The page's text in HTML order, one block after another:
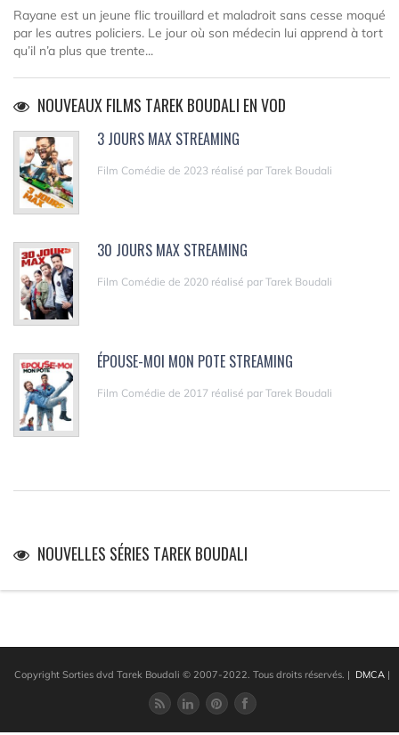
Rayane est un jeune flic trouillard et maladroit sans cesse moqué
par les autres policiers. Le jour où son médecin lui apprend à tort
qu’il n’a plus que trente...
NOUVEAUX FILMS TAREK BOUDALI EN VOD
3 JOURS MAX STREAMING
Film Comédie de 2023 réalisé par Tarek Boudali
30 JOURS MAX STREAMING
Film Comédie de 2020 réalisé par Tarek Boudali
ÉPOUSE-MOI MON POTE STREAMING
Film Comédie de 2017 réalisé par Tarek Boudali
NOUVELLES SÉRIES TAREK BOUDALI
Copyright Sorties dvd Tarek Boudali © 2007-2022. Tous droits réservés. | DMCA|